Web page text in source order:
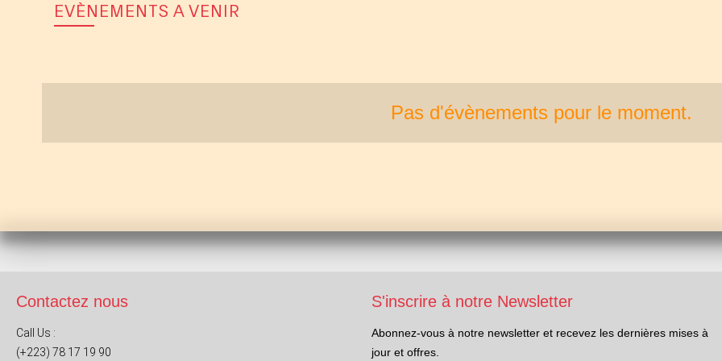
EVÈNEMENTS A VENIR
Pas d'évènements pour le moment.
Contactez nous
Call Us :
(+223) 78 17 19 90
S'inscrire à notre Newsletter
Abonnez-vous à notre newsletter et recevez les dernières mises à
jour et offres.